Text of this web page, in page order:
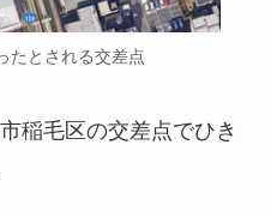
たとされる交差点
稲毛区の交差点でひき